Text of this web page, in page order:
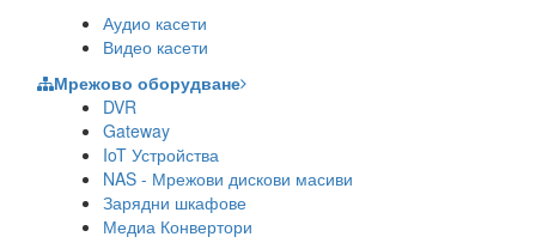
Аудио касети
Видео касети
Мрежово оборудване
DVR
Gateway
IoT Устройства
NAS - Мрежови дискови масиви
Зарядни шкафове
Медиа Конвертори